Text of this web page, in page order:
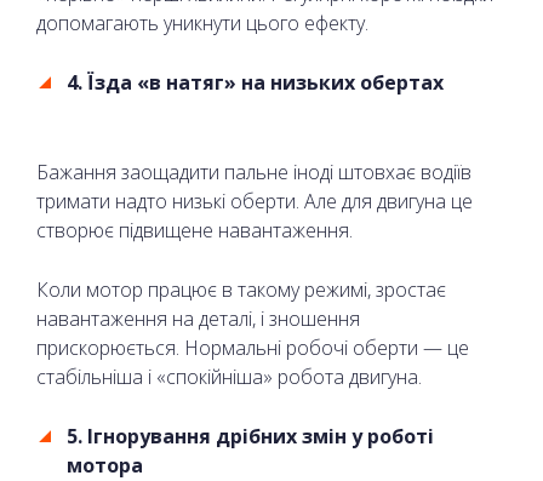
допомагають уникнути цього ефекту.
4. Їзда «в натяг» на низьких обертах
Бажання заощадити пальне іноді штовхає водіїв
тримати надто низькі оберти. Але для двигуна це
створює підвищене навантаження.
Коли мотор працює в такому режимі, зростає
навантаження на деталі, і зношення
прискорюється. Нормальні робочі оберти — це
стабільніша і «спокійніша» робота двигуна.
5. Ігнорування дрібних змін у роботі
мотора